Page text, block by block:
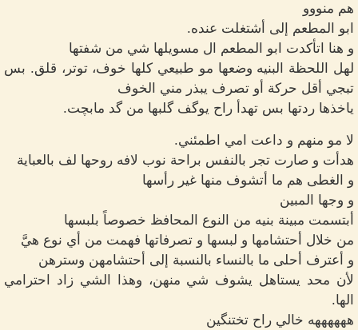
هم منووو
ابو المطعم إلى أشتغلت عنده.
و هنا اتأكدت ابو المطعم ال مسويلها شي من شفتها
لهل اللحظة البنيه وضعها مو طبيعي كلها خوف، توتر، قلق. بس
تبجي أقل حركة أو تصرف يبذر مني الخوف
ياخذها ردتها بس تهدأ راح يوگف گلبها من گد مابچت.
لا مو منهم و داعت امي اطمئني.
هدأت و صارت تجر بالنفس براحة نوب لافه روحها لف بالعباية
و الغطى هم ما أتشوف منها غير رأسها
و وجها المبين
أبتسمت مبينة بنيه من النوع المحافظ خصوصاً بلبسها
من خلال أحتشامها و لبسها و تصرفاتها فهمت من أي نوع هيَّ
و أعترف أحلى ما بالنساء بالنسبة إلى أحتشامهن وسترهن
لأن محد يستاهل يشوف شي منهن، وهذا الشي زاد احترامي
الها.
ههههههه خالي راح تختنگين